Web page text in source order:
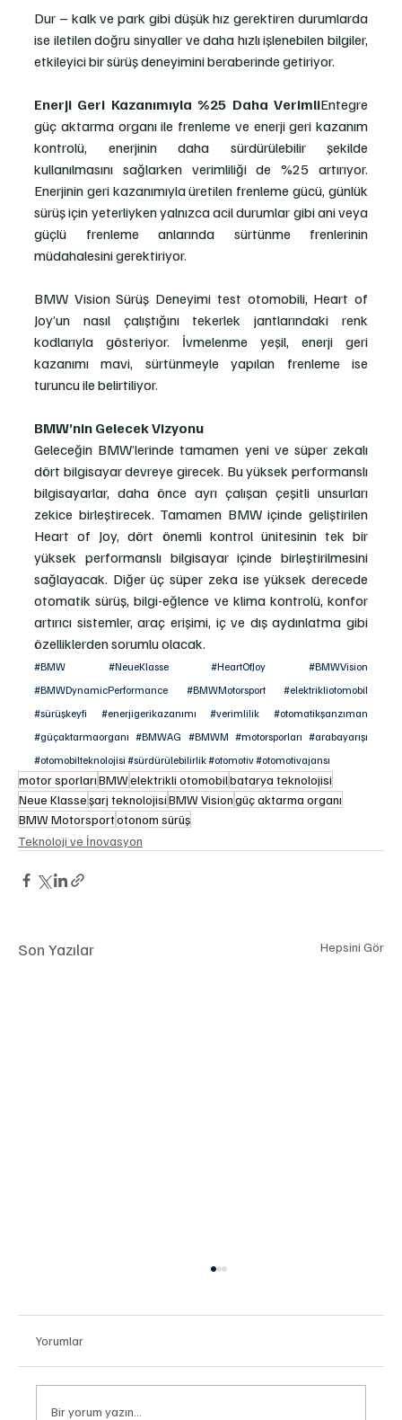
Dur – kalk ve park gibi düşük hız gerektiren durumlarda
ise iletilen doğru sinyaller ve daha hızlı işlenebilen bilgiler,
etkileyici bir sürüş deneyimini beraberinde getiriyor.
Enerji Geri Kazanımıyla %25 Daha VerimliEntegre
güç aktarma organı ile frenleme ve enerji geri kazanım
kontrolü, enerjinin daha sürdürülebilir şekilde
kullanılmasını sağlarken verimliliği de %25 artırıyor.
Enerjinin geri kazanımıyla üretilen frenleme gücü, günlük
sürüş için yeterliyken yalnızca acil durumlar gibi ani veya
güçlü frenleme anlarında sürtünme frenlerinin
müdahalesini gerektiriyor.
BMW Vision Sürüş Deneyimi test otomobili, Heart of
Joy’un nasıl çalıştığını tekerlek jantlarındaki renk
kodlarıyla gösteriyor. İvmelenme yeşil, enerji geri
kazanımı mavi, sürtünmeyle yapılan frenleme ise
turuncu ile belirtiliyor.
BMW’nin Gelecek Vizyonu
Geleceğin BMW’lerinde tamamen yeni ve süper zekalı
dört bilgisayar devreye girecek. Bu yüksek performanslı
bilgisayarlar, daha önce ayrı çalışan çeşitli unsurları
zekice birleştirecek. Tamamen BMW içinde geliştirilen
Heart of Joy, dört önemli kontrol ünitesinin tek bir
yüksek performanslı bilgisayar içinde birleştirilmesini
sağlayacak. Diğer üç süper zeka ise yüksek derecede
otomatik sürüş, bilgi-eğlence ve klima kontrolü, konfor
artırıcı sistemler, araç erişimi, iç ve dış aydınlatma gibi
özelliklerden sorumlu olacak.
#BMW #NeueKlasse #HeartOfJoy
#BMWVision
#BMWDynamicPerformance
#BMWMotorsport
#elektrikliotomobil
#sürüşkeyfi
#enerjigerikazanımı #verimlilik
#otomatikşanzıman
#güçaktarmaorganı #BMWAG #BMWM #motorsporları #arabayarışı
#otomobilteknolojisi #sürdürülebilirlik#otomotiv#otomotivajansı
motor sporlarıBMWelektrikli otomobilbatarya teknolojisi
Neue Klasseşarj teknolojisiBMW Visiongüç aktarma organı
BMW Motorsportotonom sürüş
Teknoloji ve İnovasyon
Son Yazılar Hepsini Gör
Yorumlar
Bir yorum yazın...